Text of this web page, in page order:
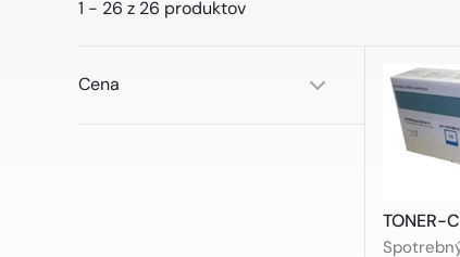
1 - 26 z 26 produktov
Cena
TONER-